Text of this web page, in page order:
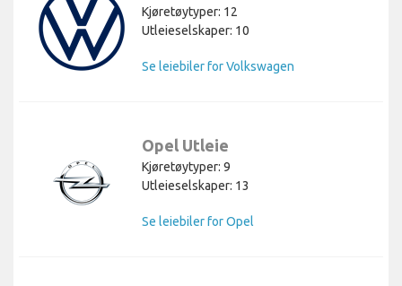
Kjøretøytyper: 12
Utleieselskaper: 10
Se leiebiler for Volkswagen
Opel Utleie
Kjøretøytyper: 9
Utleieselskaper: 13
Se leiebiler for Opel